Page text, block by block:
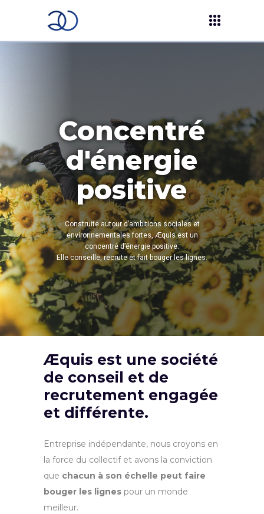
Construite autour d’ambitions sociales et
environnementales fortes, Æquis est un
concentré d’énergie positive.
Elle conseille, recrute et fait bouger les lignes.
Concentré
d'énergie
positive
Æquis est une société
de conseil et de
recrutement engagée
et différente.
Entreprise indépendante, nous croyons en
la force du collectif et avons la conviction
que chacun à son échelle peut faire
bouger les lignes pour un monde
meilleur.